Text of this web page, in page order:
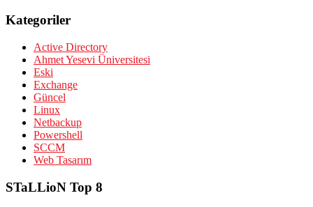
Kategoriler
Active Directory
Ahmet Yesevi Üniversitesi
Eski
Exchange
Güncel
Linux
Netbackup
Powershell
SCCM
Web Tasarım
STaLLioN Top 8